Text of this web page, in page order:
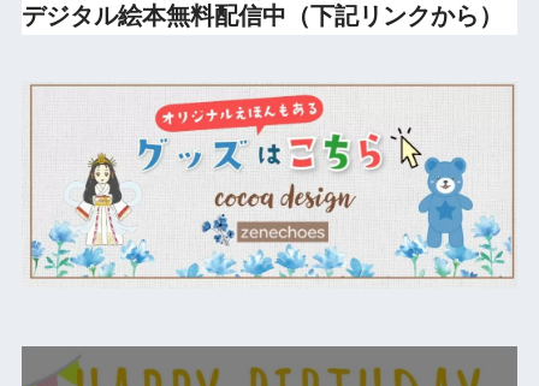
デジタル絵本無料配信中（下記リンクから）